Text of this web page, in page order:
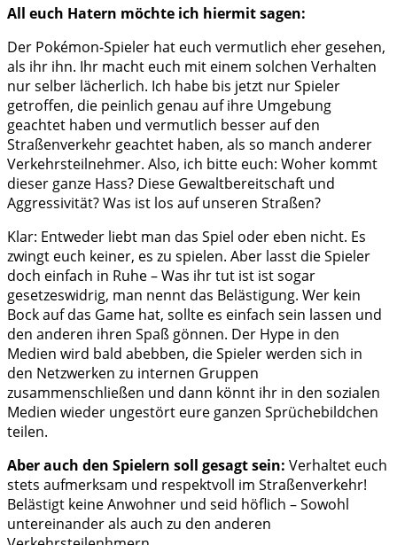
All euch Hatern möchte ich hiermit sagen:
Der Pokémon-Spieler hat euch vermutlich eher gesehen,
als ihr ihn. Ihr macht euch mit einem solchen Verhalten
nur selber lächerlich. Ich habe bis jetzt nur Spieler
getroffen, die peinlich genau auf ihre Umgebung
geachtet haben und vermutlich besser auf den
Straßenverkehr geachtet haben, als so manch anderer
Verkehrsteilnehmer. Also, ich bitte euch: Woher kommt
dieser ganze Hass? Diese Gewaltbereitschaft und
Aggressivität? Was ist los auf unseren Straßen?
Klar: Entweder liebt man das Spiel oder eben nicht. Es
zwingt euch keiner, es zu spielen. Aber lasst die Spieler
doch einfach in Ruhe – Was ihr tut ist ist sogar
gesetzeswidrig, man nennt das Belästigung. Wer kein
Bock auf das Game hat, sollte es einfach sein lassen und
den anderen ihren Spaß gönnen. Der Hype in den
Medien wird bald abebben, die Spieler werden sich in
den Netzwerken zu internen Gruppen
zusammenschließen und dann könnt ihr in den sozialen
Medien wieder ungestört eure ganzen Sprüchebildchen
teilen.
Aber auch den Spielern soll gesagt sein: Verhaltet euch
stets aufmerksam und respektvoll im Straßenverkehr!
Belästigt keine Anwohner und seid höflich – Sowohl
untereinander als auch zu den anderen